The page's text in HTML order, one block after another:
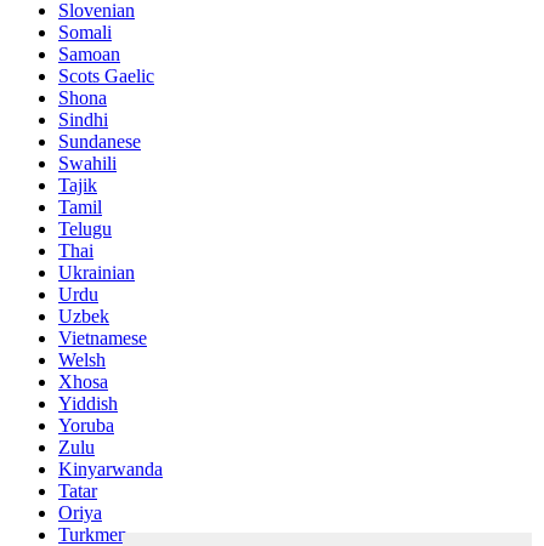
Slovenian
Somali
Samoan
Scots Gaelic
Shona
Sindhi
Sundanese
Swahili
Tajik
Tamil
Telugu
Thai
Ukrainian
Urdu
Uzbek
Vietnamese
Welsh
Xhosa
Yiddish
Yoruba
Zulu
Kinyarwanda
Tatar
Oriya
Turkmen